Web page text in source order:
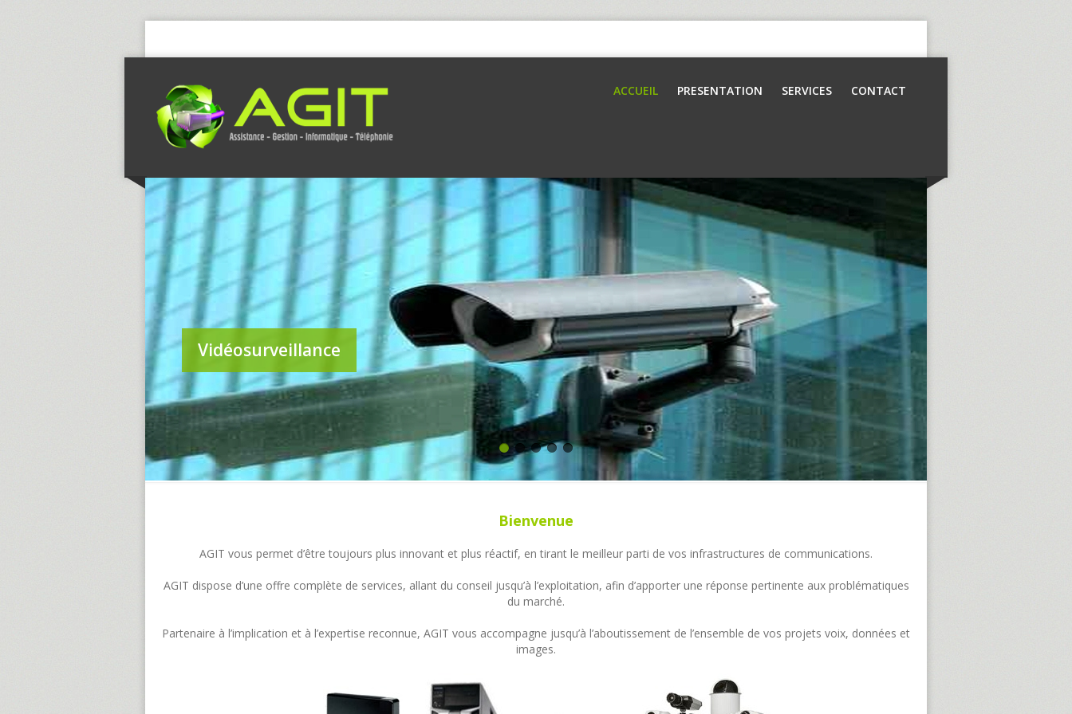
ACCUEIL PRESENTATION SERVICES CONTACT
Vidéosurveillance
Bienvenue
AGIT vous permet d’être toujours plus innovant et plus réactif, en tirant le meilleur parti de vos infrastructures de communications.
AGIT dispose d’une offre complète de services, allant du conseil jusqu’à l’exploitation, afin d’apporter une réponse pertinente aux problématiques
du marché.
Partenaire à l’implication et à l’expertise reconnue, AGIT vous accompagne jusqu’à l’aboutissement de l’ensemble de vos projets voix, données et
images.